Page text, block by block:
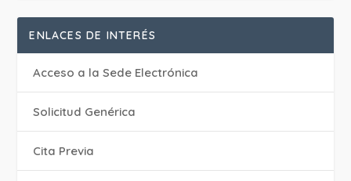
ENLACES DE INTERÉS
Acceso a la Sede Electrónica
Solicitud Genérica
Cita Previa